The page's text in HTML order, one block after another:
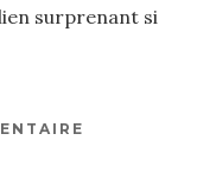
surprenant si